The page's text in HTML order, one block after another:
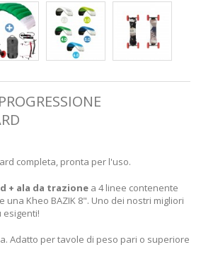
completa, pronta per l'uso.
+ ala da trazione a 4 linee contenente
una Kheo BAZIK 8". Uno dei nostri migliori
esigenti!
Adatto per tavole di peso pari o superiore